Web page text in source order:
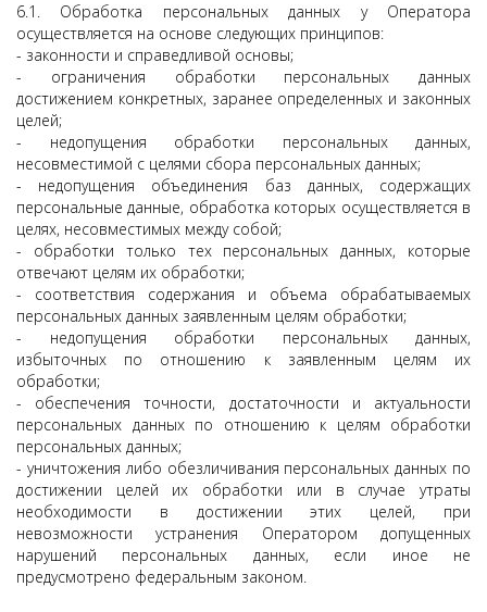
6.1. Обработка персональных данных у Оператора
осуществляется на основе следующих принципов:
- законности и справедливой основы;
- ограничения обработки персональных данных
достижением конкретных, заранее определенных и законных
целей;
- недопущения обработки персональных данных,
несовместимой с целями сбора персональных данных;
- недопущения объединения баз данных, содержащих
персональные данные, обработка которых осуществляется в
целях, несовместимых между собой;
- обработки только тех персональных данных, которые
отвечают целям их обработки;
- соответствия содержания и объема обрабатываемых
персональных данных заявленным целям обработки;
- недопущения обработки персональных данных,
избыточных по отношению к заявленным целям их
обработки;
- обеспечения точности, достаточности и актуальности
персональных данных по отношению к целям обработки
персональных данных;
- уничтожения либо обезличивания персональных данных по
достижении целей их обработки или в случае утраты
необходимости в достижении этих целей, при
невозможности устранения Оператором допущенных
нарушений персональных данных, если иное не
предусмотрено федеральным законом.